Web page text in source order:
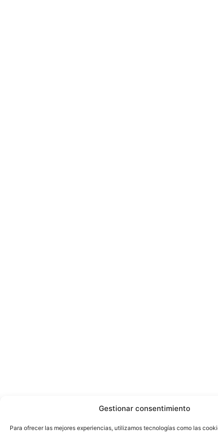
Gestionar consentimiento
Para ofrecer las mejores experiencias, utilizamos tecnologías como las